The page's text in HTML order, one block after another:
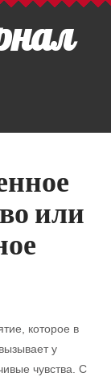
или
которое в
у
чувства. С